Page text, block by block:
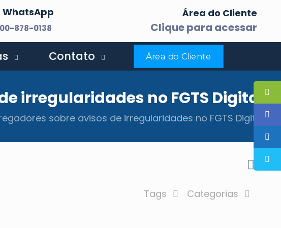
878-0138
Área do Cliente
Clique para acessar
Contato Área do Cliente
irregularidades no FGTS Digital
sobre avisos de irregularidades no FGTS Digital
Categorias
Tags